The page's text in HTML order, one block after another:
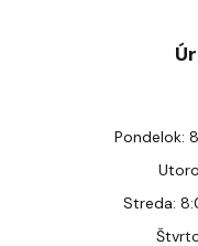
Pondelok:
Streda: